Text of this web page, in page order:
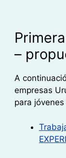
–
A
empresas
para jóvenes